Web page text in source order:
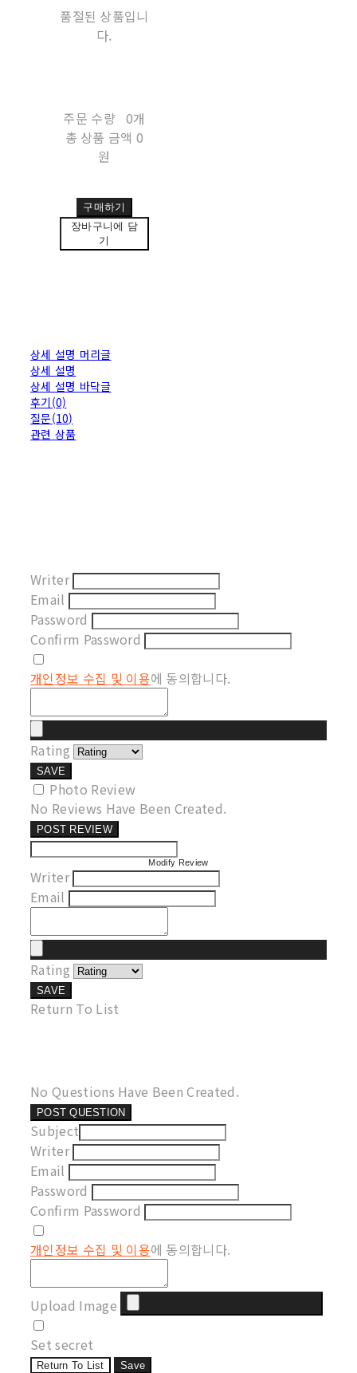
품절된 상품입니
다.
주문 수량 0개
총 상품 금액 0
원
구매하기
장바구니에 담
기
상세 설명 머리글
상세 설명
상세 설명 바닥글
후기(0)
질문(10)
관련 상품
Writer
Email
Password
Confirm Password
개인정보 수집 및 이용에 동의합니다.
Rating
SAVE
Photo Review
No Reviews Have Been Created.
POST REVIEW
Modify Review
Writer
Email
Rating
SAVE
Return To List
No Questions Have Been Created.
POST QUESTION
Subject
Writer
Email
Password
Confirm Password
개인정보 수집 및 이용에 동의합니다.
Upload Image
Set secret
Return To List Save